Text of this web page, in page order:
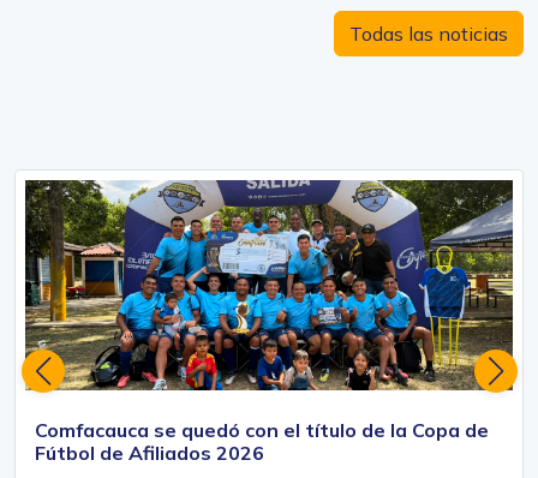
Todas las noticias
Comfacauca se quedó con el título de la Copa de
Fútbol de Afiliados 2026
El equipo de Comfacauca se coronó campeón de la
Copa de Fútbol de Afiliados Comfacauca 2026 tras
disputar la final frente a Técnica Diésel en la Villa